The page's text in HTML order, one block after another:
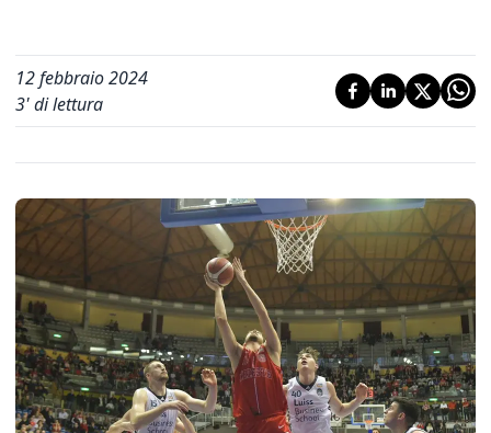
12 febbraio 2024
3' di lettura